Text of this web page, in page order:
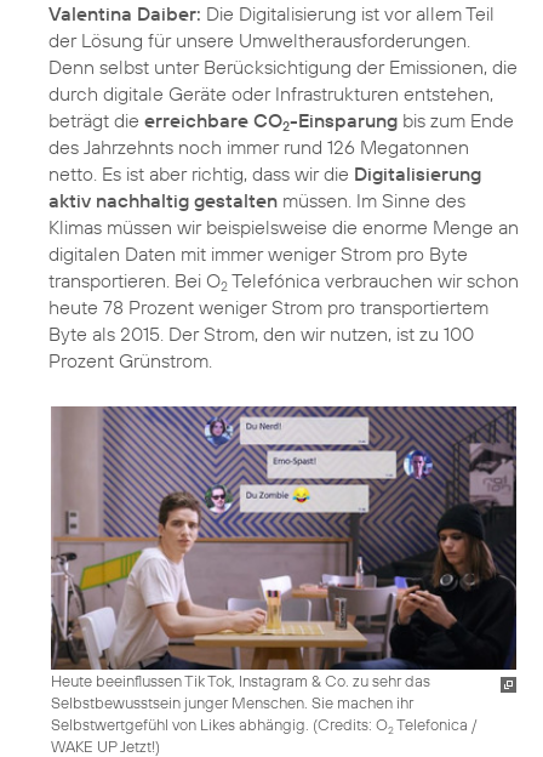
Valentina Daiber: Die Digitalisierung ist vor allem Teil
der Lösung für unsere Umweltherausforderungen.
Denn selbst unter Berücksichtigung der Emissionen, die
durch digitale Geräte oder Infrastrukturen entstehen,
beträgt die erreichbare CO2-Einsparung bis zum Ende
des Jahrzehnts noch immer rund 126 Megatonnen
netto. Es ist aber richtig, dass wir die Digitalisierung
aktiv nachhaltig gestalten müssen. Im Sinne des
Klimas müssen wir beispielsweise die enorme Menge an
digitalen Daten mit immer weniger Strom pro Byte
transportieren. Bei O2 Telefónica verbrauchen wir schon
heute 78 Prozent weniger Strom pro transportiertem
Byte als 2015. Der Strom, den wir nutzen, ist zu 100
Prozent Grünstrom.
Heute beeinflussen Tik Tok, Instagram & Co. zu sehr das
Selbstbewusstsein junger Menschen. Sie machen ihr
Selbstwertgefühl von Likes abhängig. (Credits: O2Telefonica /
WAKE UP Jetzt!)